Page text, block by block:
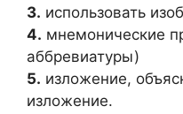
3. использовать
4. мнемонические
аббревиатуры)
5. изложение,
изложение.